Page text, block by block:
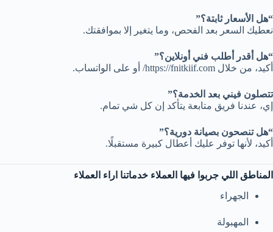
“هل الأسعار ثابتة؟”
نعطيك السعر بعد الفحص، وما يتغير إلا بموافقتك.
“هل أقدر أطلب فني أونلاين؟”
أكيد، من خلال https://fnitkiif.com/ أو على الواتساب.
تتصلون فيني بعد الخدمة؟”
إي، عندنا فريق متابعة يتأكد إن كل شي تمام.
“هل تنصحون بصيانة دورية؟”
أكيد، لأنها توفر عليك أعطال كبيرة مستقبلًا.
المناطق اللي جربوا فيها العملاء خدماتنا اراء العملاء
الجهراء
المهبولة